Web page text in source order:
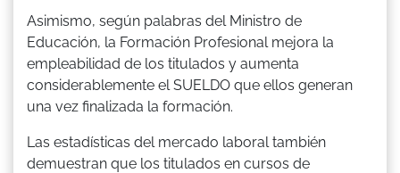
Asimismo, según palabras del Ministro de
Educación, la Formación Profesional mejora la
empleabilidad de los titulados y aumenta
considerablemente el SUELDO que ellos generan
una vez finalizada la formación.
Las estadísticas del mercado laboral también
demuestran que los titulados en cursos de